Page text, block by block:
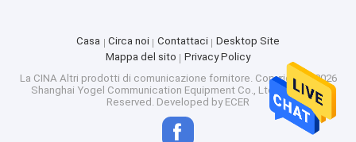
Casa Circa noi Contattaci
Desktop Site
Mappa del sito
Privacy Policy
La CINA Altri prodotti di comunicazione fornitore. Copyright © 2026
Shanghai Yogel Communication Equipment Co., Ltd.. All Rights
Reserved. Developed by ECER